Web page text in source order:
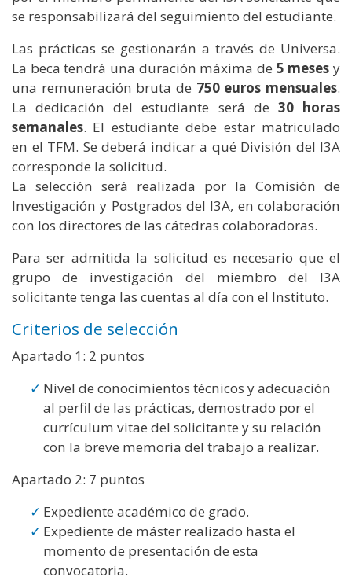
se responsabilizará del seguimiento del estudiante.
Las prácticas se gestionarán a través de Universa.
La beca tendrá una duración máxima de 5 meses y
una remuneración bruta de 750 euros mensuales.
La dedicación del estudiante será de 30 horas
semanales. El estudiante debe estar matriculado
en el TFM. Se deberá indicar a qué División del I3A
corresponde la solicitud.
La selección será realizada por la Comisión de
Investigación y Postgrados del I3A, en colaboración
con los directores de las cátedras colaboradoras.
Para ser admitida la solicitud es necesario que el
grupo de investigación del miembro del I3A
solicitante tenga las cuentas al día con el Instituto.
Criterios de selección
Apartado 1: 2 puntos
Nivel de conocimientos técnicos y adecuación
al perfil de las prácticas, demostrado por el
currículum vitae del solicitante y su relación
con la breve memoria del trabajo a realizar.
Apartado 2: 7 puntos
Expediente académico de grado.
Expediente de máster realizado hasta el
momento de presentación de esta
convocatoria.